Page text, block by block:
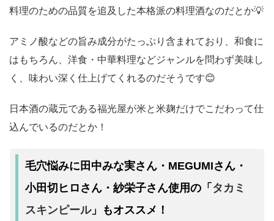
料理のための品質を追及した本格派の料理酒なのだとか💡
アミノ酸などの旨み成分がたっぷり含まれており、和食に
はもちろん、洋食・中華料理などジャンルを問わず美味し
く、味わい深く仕上げてくれるのだそうです😊
日本酒の蔵元である福光屋が米と米麹だけでこだわって仕
込んでいるのだとか！
毛穴悩みに田中みな実さん・MEGUMIさん・
小田切ヒロさん・紗栄子さん使用の「 タカミ
スキンピール」もオススメ！